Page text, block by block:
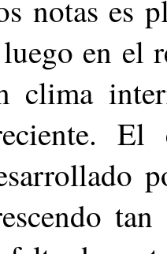
notas es
en el
clima
El